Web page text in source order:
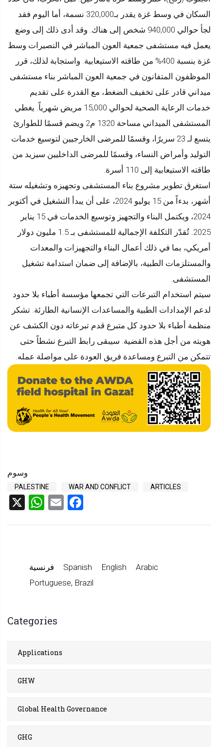
السكان في وسط غزة يقدر بـ320,000 نسمة، أما اليوم فقد
لجأ حوالي 940,000 شخص إلى هناك. وقد أدى ذلك إلى وضع
يعمل فيه مستشفى جمعية العون المباشر في النصيرات وسط
غزة بنسبة 400% من طاقته الاستيعابية. واستجابة لذلك، قرر
الموظفون المتفانون في جمعية العون المباشر بناء مستشفى
ميداني قادر على تخفيف الضغط، مع القدرة على تقديم
خدمات الرعاية الصحية لحوالي 15,000 مريض شهرياً. يغطي
المستشفى الميداني مساحة 1320 م2 ويضم قسمًا للطوارئ
يتسع لـ 23 سريرًا، وقسمًا للمرضى الخارجيين لتوسيع خدمات
التوليد وأمراض النساء، وقسمًا للمرضى الداخليين سيزيد من
طاقته الاستيعابية إلى 110 أسرة.
استغرق تطوير مشروع بناء المستشفى وتجهيزه وتشغيله ستة
أشهر، بدءاً من 15 يوليو 2024، على أن يبدأ التشغيل في أكتوبر
2024، ويكتمل البناء والتجهيز وتوسيع الخدمات في 15 يناير
2025. تُقدّر التكلفة الإجمالية للمستشفى بـ 1.5 مليون دولار
أمريكي، بما في ذلك أعمال البناء والتجهيزات والمعدات
والمستلزمات الطبية، بالإضافة إلى ضمان استدامة تشغيل
المستشفى.
سيتم استخدام التبرعات التي تجمعها مؤسسة أطباء بلا حدود
لدعم الإمدادات الطبية والمساعدات الإنسانية الطارئة. تشكر
منظمة أطباء بلا حدود كل متبرع قدم تبرعاته دون الكشف عن
هويته من أجل هذه القضية. سيبقى رابط التبرع نشطاً حتى
تتمكن من التبرع ومساعدة فريق العودة على مواصلة عمله.
وسوم
PALESTINE WAR AND CONFLICT ARTICLES
Facebook
Email
Arabic
English
Spanish
فرنسية
Portuguese, Brazil
Categories
Applications
GHW
Global Health Governance
GHG